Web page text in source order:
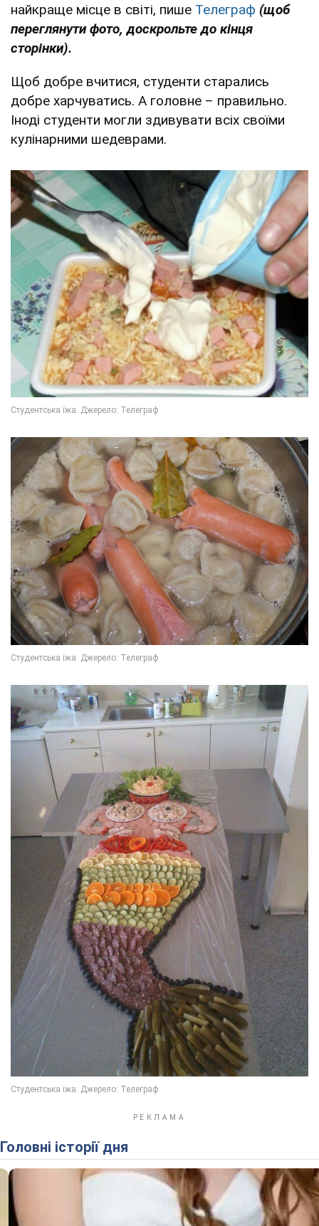
найкраще місце в світі, пише Телеграф (щоб
переглянути фото, доскрольте до кінця
сторінки).
Щоб добре вчитися, студенти старались
добре харчуватись. А головне – правильно.
Іноді студенти могли здивувати всіх своїми
кулінарними шедеврами.
Головні історії дня